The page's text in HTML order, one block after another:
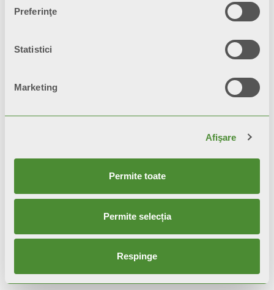
Preferinţe
Statistici
Marketing
Afişare
Permite toate
Permite selecția
Respinge